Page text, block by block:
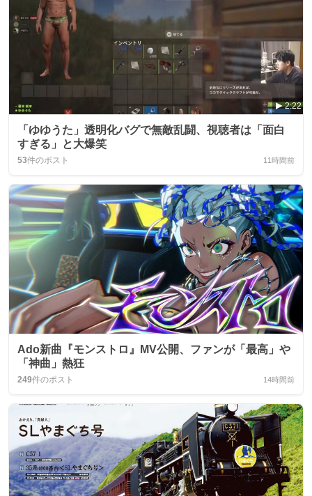
2:22
「ゆゆうた」透明化バグで無敵乱闘、視聴者は「面白
すぎる」と大爆笑
53件のポスト 11時間前
Ado新曲『モンストロ』MV公開、ファンが「最高」や
「神曲」熱狂
249件のポスト 14時間前